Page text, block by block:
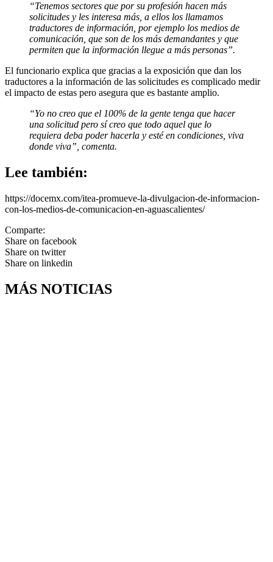
“Tenemos sectores que por su profesión hacen más
solicitudes y les interesa más, a ellos los llamamos
traductores de información, por ejemplo los medios de
comunicación, que son de los más demandantes y que
permiten que la información llegue a más personas”.
El funcionario explica que gracias a la exposición que dan los
traductores a la información de las solicitudes es complicado medir
el impacto de estas pero asegura que es bastante amplio.
“Yo no creo que el 100% de la gente tenga que hacer
una solicitud pero sí creo que todo aquel que lo
requiera deba poder hacerla y esté en condiciones, viva
donde viva”, comenta.
Lee también:
https://docemx.com/itea-promueve-la-divulgacion-de-informacion-
con-los-medios-de-comunicacion-en-aguascalientes/
Comparte:
Share on facebook
Share on twitter
Share on linkedin
MÁS NOTICIAS